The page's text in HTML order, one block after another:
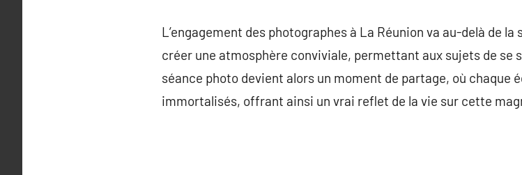
L’engagement des photographes à La Réunion va au-delà de
créer une atmosphère conviviale, permettant aux sujets de se
séance photo devient alors un moment de partage, où chaque
immortalisés, offrant ainsi un vrai reflet de la vie sur cette